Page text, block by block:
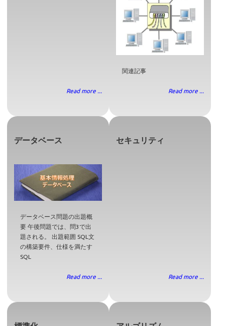
Read more ...
関連記事
Read more ...
データベース
データベース問題の出題概
要 午後問題では、問3で出
題される。 出題範囲 SQL文
の構築要件、仕様を満たす
SQL
Read more ...
セキュリティ
Read more ...